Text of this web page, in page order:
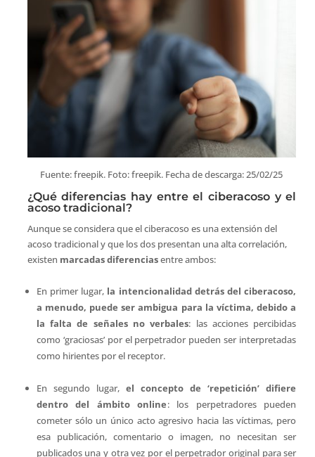
Fuente: freepik. Foto: freepik. Fecha de descarga: 25/02/25
¿Qué diferencias hay entre el ciberacoso y el
acoso tradicional?
Aunque se considera que el ciberacoso es una extensión del
acoso tradicional y que los dos presentan una alta correlación,
existen marcadas diferenciasentre ambos:
En primer lugar, la intencionalidad detrás del ciberacoso,
a menudo, puede ser ambigua para la víctima, debido a
la falta de señales no verbales: las acciones percibidas
como ‘graciosas’ por el perpetrador pueden ser interpretadas
como hirientes por el receptor.
En segundo lugar, el concepto de ‘repetición’ difiere
dentro del ámbito online: los perpetradores pueden
cometer sólo un único acto agresivo hacia las víctimas, pero
esa publicación, comentario o imagen, no necesitan ser
publicados una y otra vez por el perpetrador original para ser